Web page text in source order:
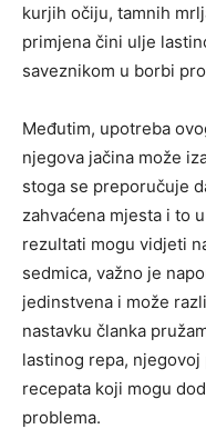
kurjih očiju, tamnih
primjena čini ulje
saveznikom u borbi
Međutim, upotreba
njegova jačina može
stoga se preporučuje
zahvaćena mjesta i to
rezultati mogu vidjeti
sedmica, važno je
jedinstvena i može
nastavku članka
lastinog repa,
recepata koji mogu
problema.